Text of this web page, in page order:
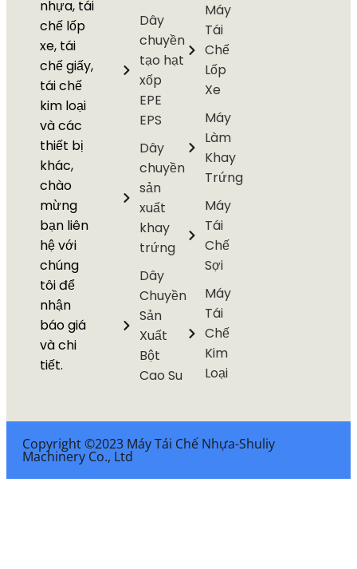
nhựa, tái
chế lốp
xe, tái
chế giấy,
tái chế
kim loại
và các
thiết bị
khác,
chào
mừng
bạn liên
hệ với
chúng
tôi để
nhận
báo giá
và chi
tiết.
Dây
chuyền
tạo hạt
xốp
EPE
EPS
Dây
chuyền
sản
xuất
khay
trứng
Dây
Chuyền
Sản
Xuất
Bột
Cao Su
Máy
Tái
Chế
Lốp
Xe
Máy
Làm
Khay
Trứng
Máy
Tái
Chế
Sợi
Máy
Tái
Chế
Kim
Loại
Copyright ©2023 Máy Tái Chế Nhựa-Shuliy
Machinery Co., Ltd